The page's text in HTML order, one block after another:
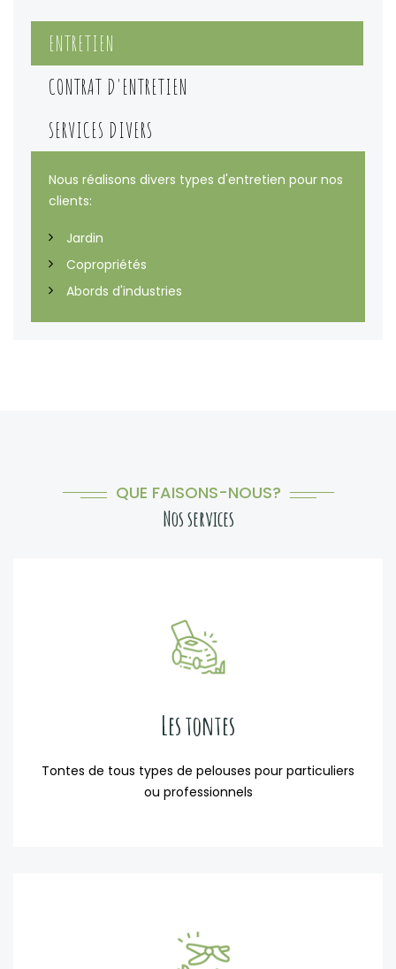
ENTRETIEN
CONTRAT D'ENTRETIEN
SERVICES DIVERS
Nous réalisons divers types d'entretien pour nos
clients:
Jardin
Copropriétés
Abords d'industries
QUE FAISONS-NOUS?
Nos services
Les tontes
Tontes de tous types de pelouses pour particuliers
ou professionnels